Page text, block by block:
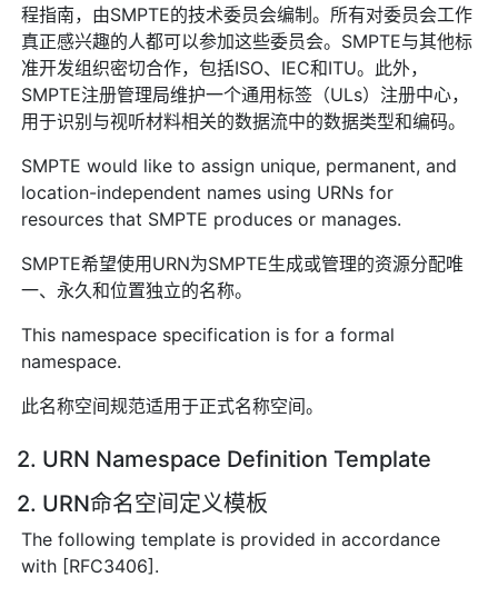
程指南，由SMPTE的技术委员会编制。所有对委员会工作
真正感兴趣的人都可以参加这些委员会。SMPTE与其他标
准开发组织密切合作，包括ISO、IEC和ITU。此外，
SMPTE注册管理局维护一个通用标签（ULs）注册中心，
用于识别与视听材料相关的数据流中的数据类型和编码。
SMPTE would like to assign unique, permanent, and
location-independent names using URNs for
resources that SMPTE produces or manages.
SMPTE希望使用URN为SMPTE生成或管理的资源分配唯
一、永久和位置独立的名称。
This namespace specification is for a formal
namespace.
此名称空间规范适用于正式名称空间。
2. URN Namespace Definition Template
2. URN命名空间定义模板
The following template is provided in accordance
with [RFC3406].